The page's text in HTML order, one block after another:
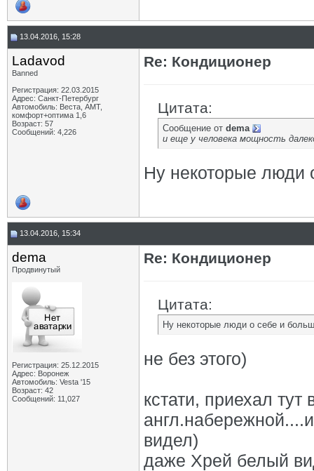
13.04.2016, 15:28
Ladavod
Banned
Регистрация: 22.03.2015
Адрес: Санкт-Петербург
Автомобиль: Веста, АМТ,
комфорт+оптима 1,6
Возраст: 57
Сообщений: 4,226
Re: Кондиционер
Цитата:
Сообщение от dema
и еще у человека мощность
Ну некоторые
13.04.2016, 15:34
dema
Продвинутый
Регистрация: 25.12.2015
Адрес: Воронеж
Автомобиль: Vesta '15
Возраст: 42
Сообщений: 11,027
Re: Кондиционер
Цитата:
Ну некоторые люди о себе и
не без этого)
кстати, приехал тут
видел)
даже Хрей белый